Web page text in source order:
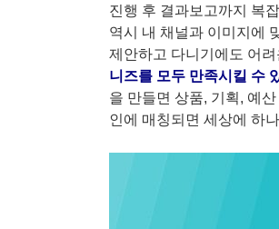
진행 후 결과보고까지 복
역시 내 채널과 이미지에
제안하고 다니기에도 어
니즈를 모두 만족시킬 수
을 만들면 상품, 기획, 예
인에 매칭되면 세상에 하